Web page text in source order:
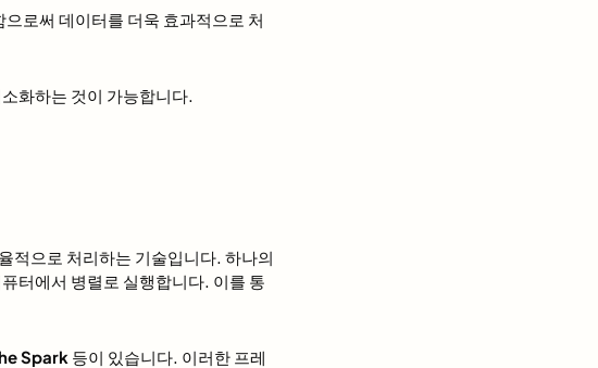
로써 데이터를 더욱 효과적으로 처
화하는 것이 가능합니다.
적으로 처리하는 기술입니다. 하나의
터에서 병렬로 실행합니다. 이를 통
Spark 등이 있습니다. 이러한 프레